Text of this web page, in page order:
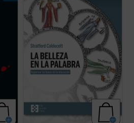
realidad al centro del aprendizaje. A los
interrogantes ¿qué es una buena
educación? o ¿para qué sirve?, Stratford
Caldecott ensaya una respuesta arrojando
una nueva ...(ver ficha)